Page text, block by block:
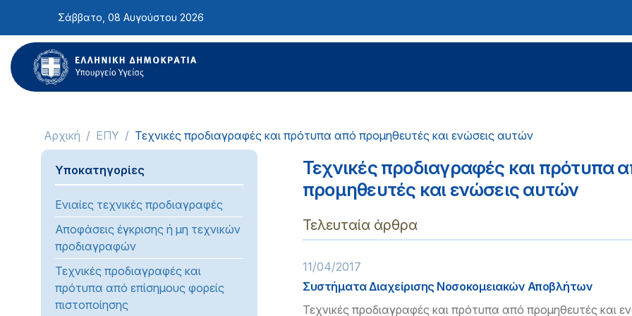
ιστότοπος
περιλαμβάνει
προσβασιμότητας.
Πατήστε
προσαρμόσετε
Σάββατο, 08 Αυγούστου 2026
Αρχική ΕΠΥ Τεχνικές προδιαγραφές και πρότυπα από προμηθευτές και ενώσεις αυτών
Υποκατηγορίες
Ενιαίες τεχνικές προδιαγραφές
Αποφάσεις έγκρισης ή μη τεχνικών
προδιαγραφών
Τεχνικές προδιαγραφές και
πρότυπα από επίσημους φορείς
πιστοποίησης
Τεχνικές προδιαγραφές και πρότυπα
προμηθευτές και ενώσεις αυτών
Τελευταία άρθρα
11/04/2017
Συστήματα Διαχείρισης Νοσοκομειακών Αποβλήτων
Τεχνικές προδιαγραφές και πρότυπα από προμηθευτές και